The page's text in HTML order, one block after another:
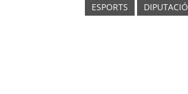
ESPORTS DIPUTACIÓ